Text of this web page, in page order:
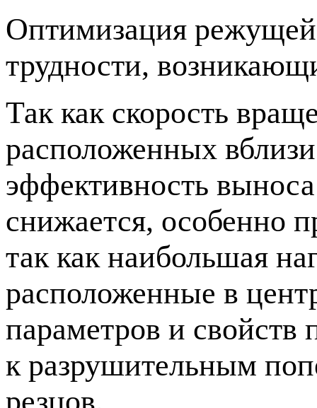
Оптимизация режущей
трудности,
Так как скорость
расположенных
эффективность
снижается, особенно
так как наибольшая
расположенные в
параметров и свойств
к разрушительным